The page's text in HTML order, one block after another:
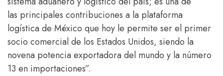
las principales contribuciones a la plataforma
logística de México que hoy le permite ser el primer
socio comercial de los Estados Unidos, siendo la
novena potencia exportadora del mundo y la número
13 en importaciones”.